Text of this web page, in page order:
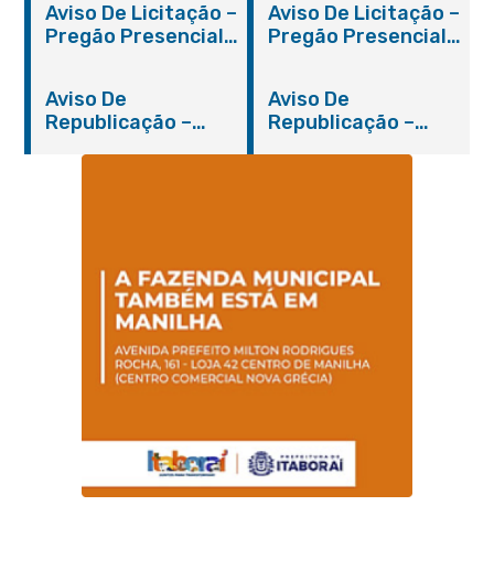
Aviso De Licitação –
Pregão Presencial
Aviso De Licitação –
Pregão Presencial
Aviso De
Republicação –
Aviso De
Republicação –